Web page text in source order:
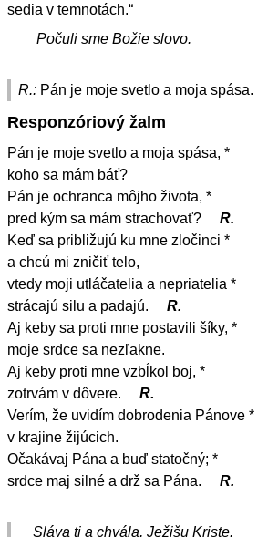
sedia v temnotách.“
Počuli sme Božie slovo.
R.: Pán je moje svetlo a moja spása.
Responzóriový žalm
Pán je moje svetlo a moja spása, *
koho sa mám báť?
Pán je ochranca môjho života, *
pred kým sa mám strachovať?
R.
Keď sa približujú ku mne zločinci *
a chcú mi zničiť telo,
vtedy moji utláčatelia a nepriatelia *
strácajú silu a padajú.
R.
Aj keby sa proti mne postavili šíky, *
moje srdce sa nezľakne.
Aj keby proti mne vzbĺkol boj, *
zotrvám v dôvere.
R.
Verím, že uvidím dobrodenia Pánove *
v krajine žijúcich.
Očakávaj Pána a buď statočný; *
srdce maj silné a drž sa Pána.
R.
Sláva ti a chvála, Ježišu Kriste.